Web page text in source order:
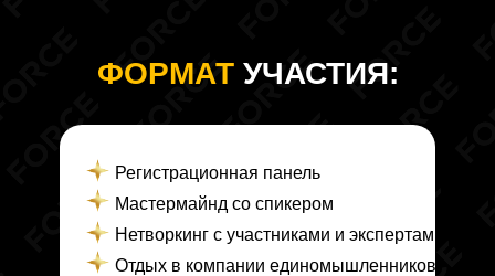
Регистрационная панель
Мастермайнд со спикером
Нетворкинг с участниками и экспертами
Отдых в компании единомышленников
ФОРМАТУЧАСТИЯ: